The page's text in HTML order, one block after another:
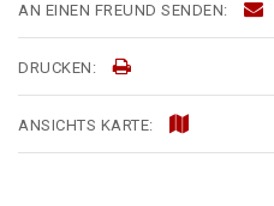
AN EINEN FREUND SENDEN:
DRUCKEN:
ANSICHTS KARTE: